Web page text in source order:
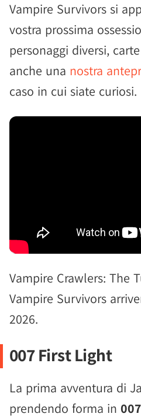
Vampire Survivors si
vostra prossima
personaggi diversi,
anche una nostra
caso in cui siate curiosi.
Vampire Crawlers: The
Vampire Survivors
2026.
007 First Light
La prima avventura di
prendendo forma in